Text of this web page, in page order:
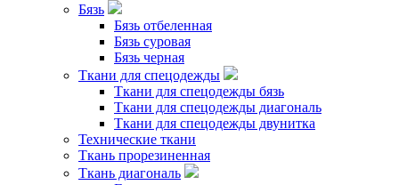
Бязь
Бязь отбеленная
Бязь суровая
Бязь черная
Ткани для спецодежды
Ткани для спецодежды бязь
Ткани для спецодежды диагональ
Ткани для спецодежды двунитка
Технические ткани
Ткань прорезиненная
Ткань диагональ